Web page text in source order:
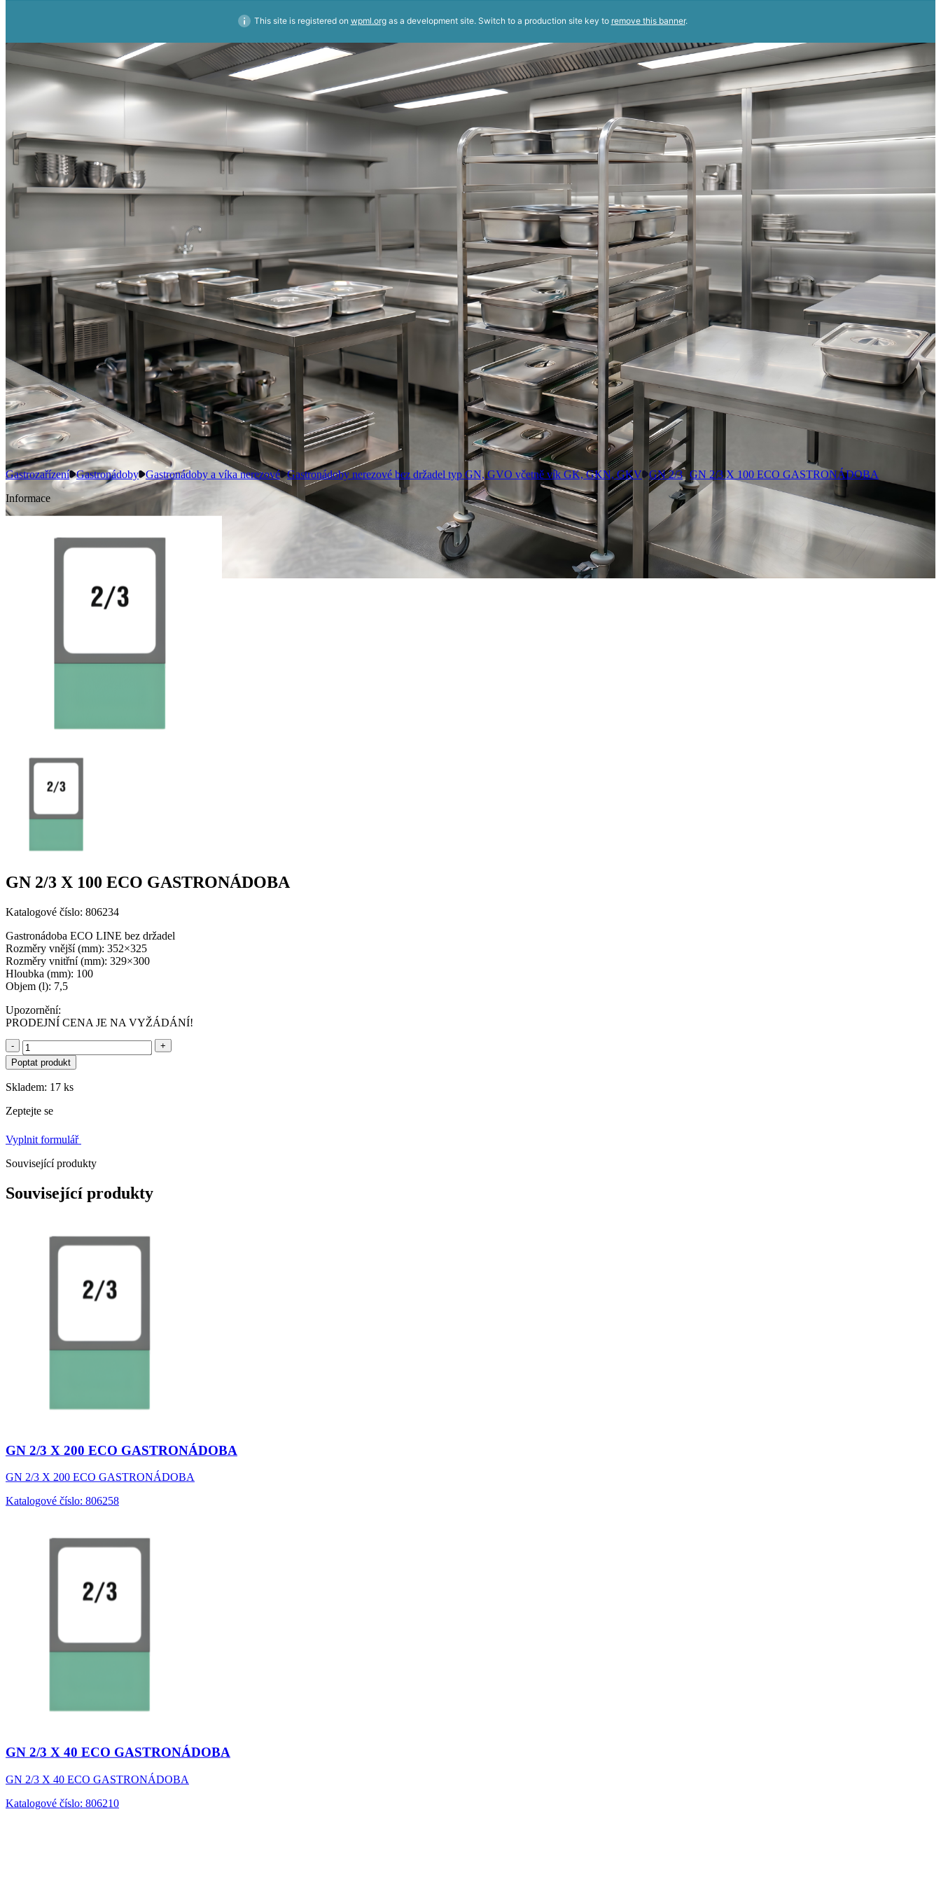
This site is registered on wpml.orgas a development site. Switch to a production site key to remove this banner.
Gastrozařízení Gastronádoby Gastronádoby a víka nerezové Gastronádoby nerezové bez držadel typ GN, GVO včetně vík GK, GKN, GKV GN 2/3 GN 2/3 X 100 ECO GASTRONÁDOBA
Informace
GN 2/3 X 100 ECO GASTRONÁDOBA
Katalogové číslo: 806234
Gastronádoba ECO LINE bez držadel
Rozměry vnější (mm): 352×325
Rozměry vnitřní (mm): 329×300
Hloubka (mm): 100
Objem (l): 7,5
Upozornění:
PRODEJNÍ CENA JE NA VYŽÁDÁNÍ!
-
+
Poptat produkt
Skladem: 17 ks
Zeptejte se
Vyplnit formulář
Související produkty
Související produkty
GN 2/3 X 200 ECO GASTRONÁDOBA
GN 2/3 X 200 ECO GASTRONÁDOBA
Katalogové číslo: 806258
GN 2/3 X 40 ECO GASTRONÁDOBA
GN 2/3 X 40 ECO GASTRONÁDOBA
Katalogové číslo: 806210